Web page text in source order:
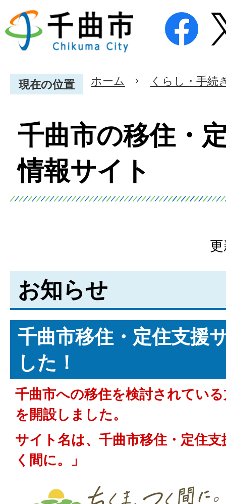
現在の位置 ホーム くらし・手続
千曲市の移住・
情報サイト
お知らせ
千曲市移住・定住支援
した！
千曲市への移住を検討されてい
を開設しました。
サイト名は、千曲市移住・定住
く間に。」